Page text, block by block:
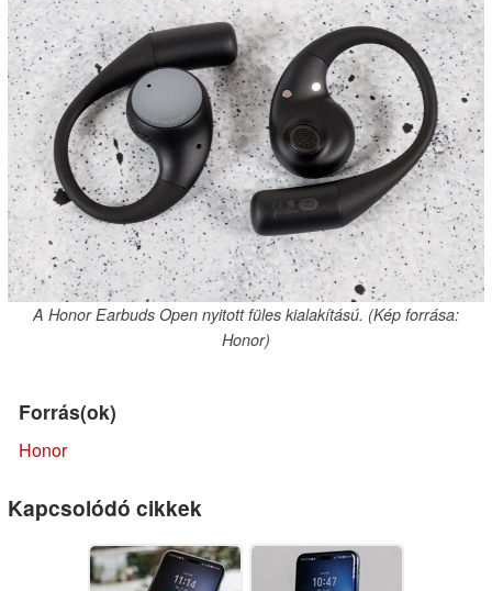
A Honor Earbuds Open nyitott füles kialakítású. (Kép forrása:
Honor)
Forrás(ok)
Honor
Kapcsolódó cikkek